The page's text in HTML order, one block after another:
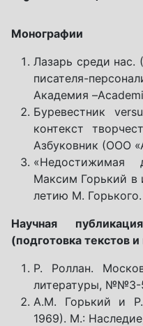
Монографии
Лазарь среди нас.
писателя-
Академия
Буревестник
контекст
Азбуковник (ООО
«Недостижимая
Максим Горький в
летию М.
Научная
(подготовка текстов
Р. Роллан.
литературы, №№3-
А.М. Горький и Р.
1969). М.: